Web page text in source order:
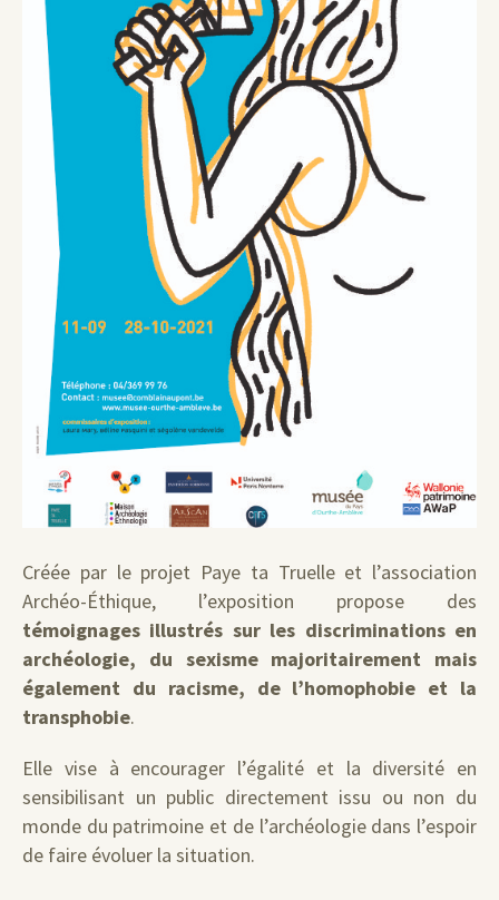
Créée par le projet Paye ta Truelle et l’association
Archéo-Éthique, l’exposition propose des
témoignages illustrés sur les discriminations en
archéologie, du sexisme majoritairement mais
également du racisme, de l’homophobie et la
transphobie.
Elle vise à encourager l’égalité et la diversité en
sensibilisant un public directement issu ou non du
monde du patrimoine et de l’archéologie dans l’espoir
de faire évoluer la situation.